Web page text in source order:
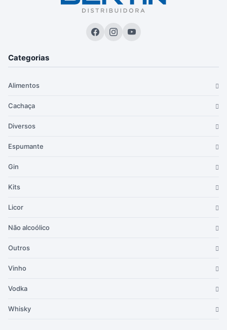
Categorias
Alimentos
Cachaça
Diversos
Espumante
Gin
Kits
Licor
Não alcoólico
Outros
Vinho
Vodka
Whisky